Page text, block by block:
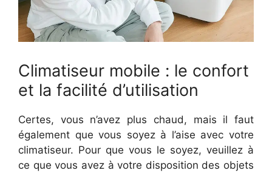
Climatiseur mobile : le confort
et la facilité d’utilisation
Certes, vous n’avez plus chaud, mais il faut
également que vous soyez à l’aise avec votre
climatiseur. Pour que vous le soyez, veuillez à
ce que vous avez à votre disposition des objets